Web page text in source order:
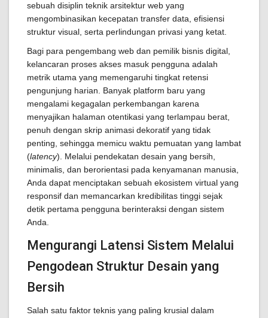
sebuah disiplin teknik arsitektur web yang
mengombinasikan kecepatan transfer data, efisiensi
struktur visual, serta perlindungan privasi yang ketat.
Bagi para pengembang web dan pemilik bisnis digital,
kelancaran proses akses masuk pengguna adalah
metrik utama yang memengaruhi tingkat retensi
pengunjung harian. Banyak platform baru yang
mengalami kegagalan perkembangan karena
menyajikan halaman otentikasi yang terlampau berat,
penuh dengan skrip animasi dekoratif yang tidak
penting, sehingga memicu waktu pemuatan yang lambat
(latency). Melalui pendekatan desain yang bersih,
minimalis, dan berorientasi pada kenyamanan manusia,
Anda dapat menciptakan sebuah ekosistem virtual yang
responsif dan memancarkan kredibilitas tinggi sejak
detik pertama pengguna berinteraksi dengan sistem
Anda.
Mengurangi Latensi Sistem Melalui
Pengodean Struktur Desain yang
Bersih
Salah satu faktor teknis yang paling krusial dalam